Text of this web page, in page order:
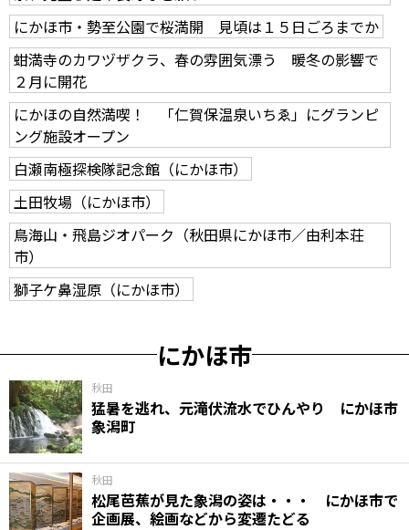
にかほ市・勢至公園で桜満開 見頃は１５日ごろまでか
蚶満寺のカワヅザクラ、春の雰囲気漂う 暖冬の影響で
２月に開花
にかほの自然満喫！ 「仁賀保温泉いちゑ」にグランピ
ング施設オープン
白瀬南極探検隊記念館（にかほ市）
土田牧場（にかほ市）
鳥海山・飛島ジオパーク（秋田県にかほ市／由利本荘
市）
獅子ケ鼻湿原（にかほ市）
にかほ市
秋田
猛暑を逃れ、元滝伏流水でひんやり にかほ市
象潟町
秋田
松尾芭蕉が見た象潟の姿は・・・ にかほ市で
企画展、絵画などから変遷たどる